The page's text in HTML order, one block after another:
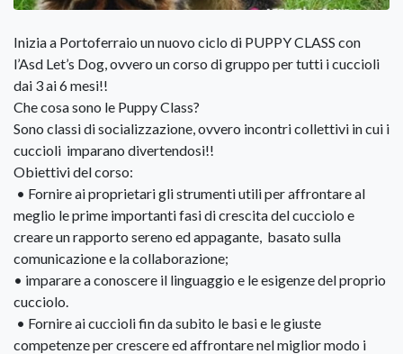
Inizia a Portoferraio un nuovo ciclo di PUPPY CLASS con
l’Asd Let’s Dog, ovvero un corso di gruppo per tutti i cuccioli
dai 3 ai 6 mesi!!
Che cosa sono le Puppy Class?
Sono classi di socializzazione, ovvero incontri collettivi in cui i
cuccioli imparano divertendosi!!
Obiettivi del corso:
• Fornire ai proprietari gli strumenti utili per affrontare al
meglio le prime importanti fasi di crescita del cucciolo e
creare un rapporto sereno ed appagante, basato sulla
comunicazione e la collaborazione;
• imparare a conoscere il linguaggio e le esigenze del proprio
cucciolo.
• Fornire ai cuccioli fin da subito le basi e le giuste
competenze per crescere ed affrontare nel miglior modo i